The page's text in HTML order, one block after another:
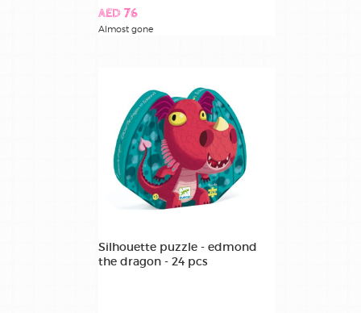
AED 76
Almost gone
Silhouette puzzle - edmond
the dragon - 24 pcs